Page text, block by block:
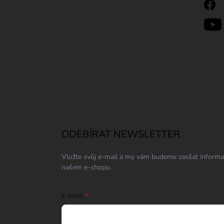
ODEBÍRAT NEWSLETTER
Vložte svůj e-mail a my vám budeme zasílat
našem e-shopu.
E-MAIL